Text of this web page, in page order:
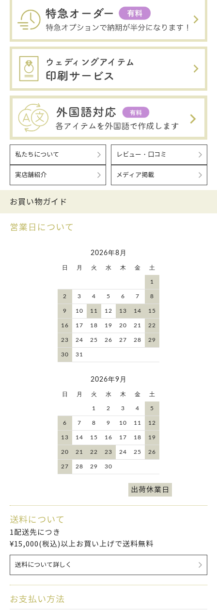
私たちについて レビュー・口コミ
実店舗紹介 メディア掲載
お買い物ガイド
営業日について
2026年8月
日 月 火 水 木 金 土
1
2 3 4 5 6 7 8
9 10 11 12 13 14 15
16 17 18 19 20 21 22
23 24 25 26 27 28 29
30 31
2026年9月
日 月 火 水 木 金 土
1 2 3 4 5
6 7 8 9 10 11 12
13 14 15 16 17 18 19
20 21 22 23 24 25 26
27 28 29 30
出荷休業日
送料について
1配送先につき
¥15,000(税込)以上お買い上げで送料無料
送料について詳しく
お支払い方法